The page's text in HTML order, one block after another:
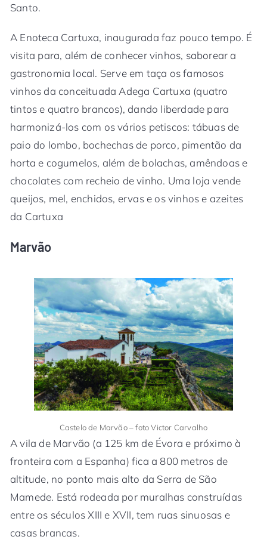
Santo.
A Enoteca Cartuxa, inaugurada faz pouco tempo. É
visita para, além de conhecer vinhos, saborear a
gastronomia local. Serve em taça os famosos
vinhos da conceituada Adega Cartuxa (quatro
tintos e quatro brancos), dando liberdade para
harmonizá-los com os vários petiscos: tábuas de
paio do lombo, bochechas de porco, pimentão da
horta e cogumelos, além de bolachas, amêndoas e
chocolates com recheio de vinho. Uma loja vende
queijos, mel, enchidos, ervas e os vinhos e azeites
da Cartuxa
Marvão
Castelo de Marvão – foto Victor Carvalho
A vila de Marvão (a 125 km de Évora e próximo à
fronteira com a Espanha) fica a 800 metros de
altitude, no ponto mais alto da Serra de São
Mamede. Está rodeada por muralhas construídas
entre os séculos XIII e XVII, tem ruas sinuosas e
casas brancas.